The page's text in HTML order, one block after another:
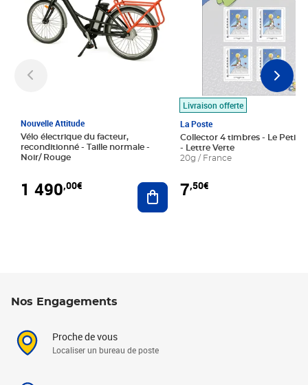
Nouvelle Attitude
Vélo électrique du facteur,
reconditionné - Taille normale -
Noir/ Rouge
1 490,00€ Ajouter au panier
Livraison offerte
La Poste
Collector 4 timbres - Le Petit
- Lettre Verte
20g / France
7,50€
Nos Engagements
Proche de vous
Localiser un bureau de poste